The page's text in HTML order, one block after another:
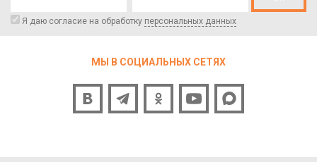
Я даю согласие на обработку персональных данных
МЫ В СОЦИАЛЬНЫХ СЕТЯХ